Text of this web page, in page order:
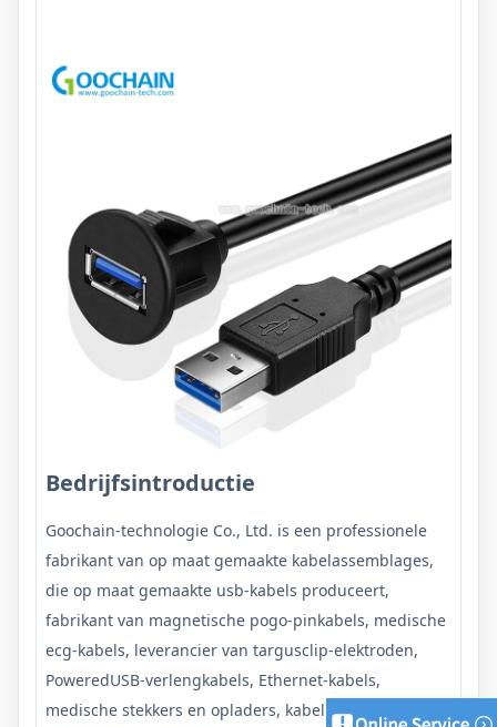
Bedrijfsintroductie
Goochain-technologie Co., Ltd. is een professionele
fabrikant van op maat gemaakte kabelassemblages,
die op maat gemaakte usb-kabels produceert,
fabrikant van magnetische pogo-pinkabels, medische
ecg-kabels, leverancier van targusclip-elektroden,
PoweredUSB-verlengkabels, Ethernet-kabels,
medische stekkers en opladers, kabelbomen en